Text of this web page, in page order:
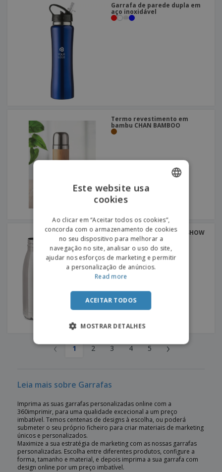
Garrafa de parede dupla em
aço inoxidável
Termo revestimento em
bambu CHAN BAMBOO
Garrafa térmica 510 ml SHOW
‹ 1 2 3 4 5 ›
Leia mais sobre Garrafas
Imprima as suas garrafas personalizadas online com a
360imprimir, para uma qualidade excecional a um preço
imbatível. Temos centenas de designs à escolha, ou poderá
submeter o seu próprio ficheiro para criar materiais de marketing
únicos e personalizados.
Maximize a sua estratégia de marketing com as nossas garrafas
personalizadas. Escolha entre diferentes produtos, configure a
forma, tamanho e material, e depois imprima a sua garrafa com
design online por um preço imbatível.
SPANISH
Este website usa
cookies
Ao clicar em “Aceitar todos os cookies”,
concorda com o armazenamento de cookies
no seu dispositivo para melhorar a
navegação no site, analisar o uso do site,
ajudar nos esforços de marketing e permitir
a personalização de anúncios.
Read more
ACEITAR TODOS
MOSTRAR DETALHES